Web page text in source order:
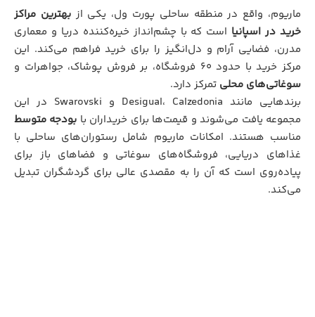
ماریوم، واقع در منطقه ساحلی پورت ول، یکی ازبهترین مراکز
خرید در اسپانیا است که با چشم‌انداز خیره‌کننده دریا و معماری
مدرن، فضایی آرام و دل‌انگیز را برای خرید فراهم می‌کند. این
مرکز خرید با حدود ۶۰ فروشگاه، بر فروش پوشاک، جواهرات و
سوغاتی‌های محلی تمرکز دارد.
برندهایی مانند Desigual، Calzedonia و Swarovski در این
مجموعه یافت می‌شوند و قیمت‌ها برای خریداران با بودجه متوسط
مناسب هستند. امکانات ماریوم شامل رستوران‌های ساحلی با
غذاهای دریایی، فروشگاه‌های سوغاتی و فضاهای باز برای
پیاده‌روی است که آن را به مقصدی عالی برای گردشگران تبدیل
می‌کند.